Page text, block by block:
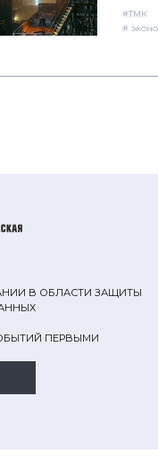
#ТМК
#
В ОБЛАСТИ ЗАЩИТЫ
ПЕРВЫМИ